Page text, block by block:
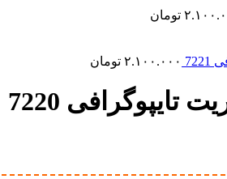
تومان
۲.۱۰۰.۰۰۰ تومان
تایپوگرافی 7220